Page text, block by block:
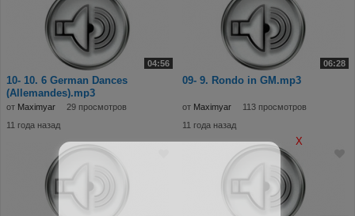
04:56
10- 10. 6 German Dances
(Allemandes).mp3
от Maximyar
29 просмотров
11 года назад
06:28
09- 9. Rondo in GM.mp3
от Maximyar
113 просмотров
11 года назад
X